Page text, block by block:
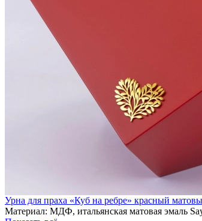
Урна для праха «Куб на ребре» красный
Материал: МДФ, итальянская матовая эмаль